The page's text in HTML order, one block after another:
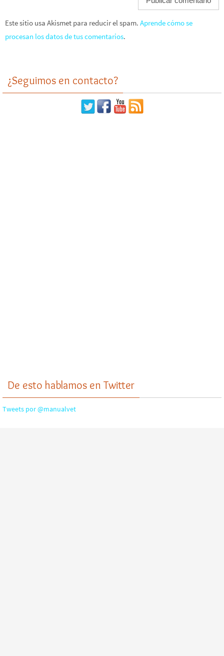
Este sitio usa Akismet para reducir el spam. Aprende cómo se
procesan los datos de tus comentarios.
¿Seguimos en contacto?
De esto hablamos en Twitter
Tweets por @manualvet